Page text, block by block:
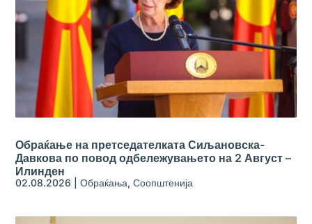
Обраќање на претседателката Сиљановска-
Давкова по повод одбележувањето на 2 Август –
Илинден
02.08.2026 |Обраќања,Соопштенија